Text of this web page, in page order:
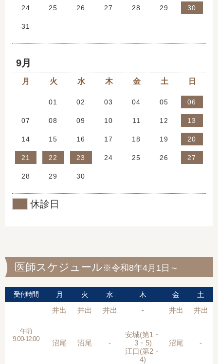
24 25 26 27 28 29 30
31
9月
月 火 水 木 金 土 日
01 02 03 04 05 06
07 08 09 10 11 12 13
14 15 16 17 18 19 20
21 22 23 24 25 26 27
28 29 30
休診日
医師スケジュール※令和8年4月1日～
受付時間 月 火 水 木 金 土
午前
9:00-12:00
井出 井出 井出 - 井出 井出
沼尾 沼尾 -
安城(第1・
3・5)
江口(第2・
4)
沼尾 -